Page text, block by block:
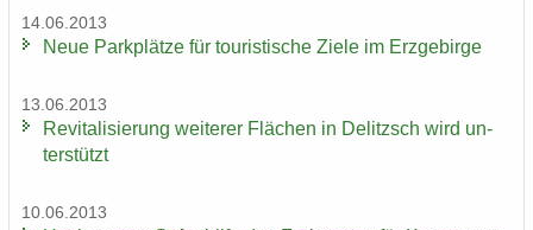
14.06.2013
Neue Park­plät­ze für tou­ris­ti­sche Ziele im Erz­ge­bir­ge
13.06.2013
Re­vi­ta­li­sie­rung wei­te­rer Flä­chen in De­litzsch wird un­
ter­stützt
10.06.2013